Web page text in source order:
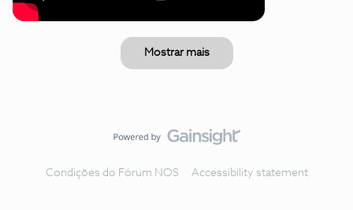
Mostrar mais
Condições do Fórum NOS Accessibility statement